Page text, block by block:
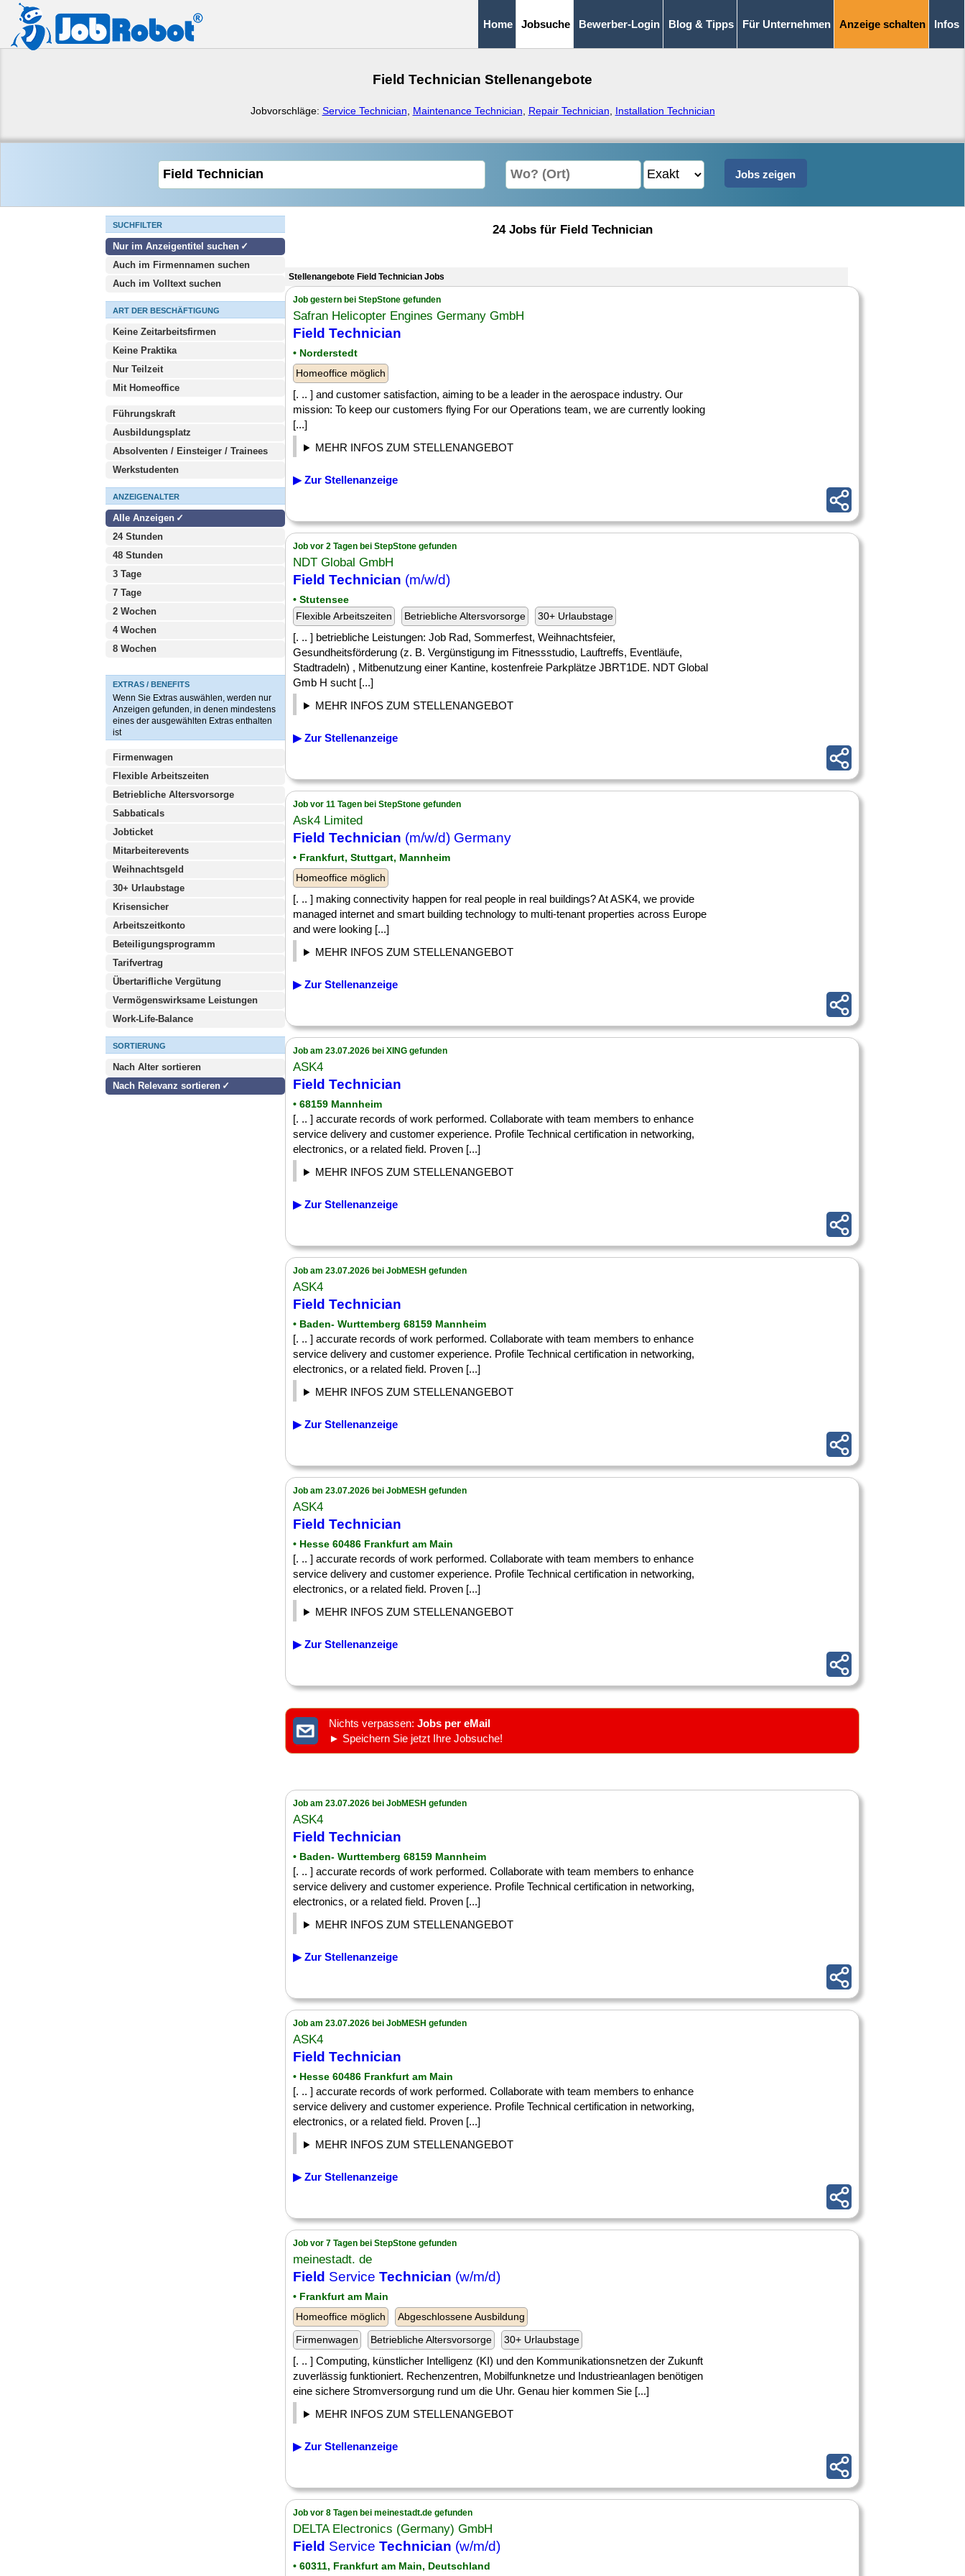
Home Jobsuche Bewerber-Login Blog & Tipps Für Unternehmen Anzeige schalten Infos
Field Technician Stellenangebote
Jobvorschläge: Service Technician Maintenance Technician Repair Technician Installation Technician
SUCHFILTER
Nur im Anzeigentitel suchen
Auch im Firmennamen suchen
Auch im Volltext suchen
ART DER BESCHÄFTIGUNG
Keine Zeitarbeitsfirmen
Keine Praktika
Nur Teilzeit
Mit Homeoffice
Führungskraft
Ausbildungsplatz
Absolventen / Einsteiger / Trainees
Werkstudenten
ANZEIGENALTER
Alle Anzeigen
24 Stunden
48 Stunden
3 Tage
7 Tage
2 Wochen
4 Wochen
8 Wochen
EXTRAS / BENEFITS
Wenn Sie Extras auswählen, werden nur
Anzeigen gefunden, in denen mindestens
eines der ausgewählten Extras enthalten
ist
Firmenwagen
Flexible Arbeitszeiten
Betriebliche Altersvorsorge
Sabbaticals
Jobticket
Mitarbeiterevents
Weihnachtsgeld
30+ Urlaubstage
Krisensicher
Arbeitszeitkonto
Beteiligungsprogramm
Tarifvertrag
Übertarifliche Vergütung
Vermögenswirksame Leistungen
Work-Life-Balance
SORTIERUNG
Nach Alter sortieren
Nach Relevanz sortieren
24 Jobs für Field Technician
Stellenangebote Field Technician Jobs
Job gestern bei StepStone gefunden
Safran Helicopter Engines Germany GmbH
Field Technician
• Norderstedt
Homeoffice möglich
[. .. ] and customer satisfaction, aiming to be a leader in the aerospace industry. Our
mission: To keep our customers flying For our Operations team, we are currently looking
[...]
MEHR INFOS ZUM STELLENANGEBOT
▶ Zur Stellenanzeige
Job vor 2 Tagen bei StepStone gefunden
NDT Global GmbH
Field Technician (m/w/d)
• Stutensee
Flexible Arbeitszeiten
Betriebliche Altersvorsorge 30+ Urlaubstage
[. .. ] betriebliche Leistungen: Job Rad, Sommerfest, Weihnachtsfeier,
Gesundheitsförderung (z. B. Vergünstigung im Fitnessstudio, Lauftreffs, Eventläufe,
Stadtradeln) , Mitbenutzung einer Kantine, kostenfreie Parkplätze JBRT1DE. NDT Global
Gmb H sucht [...]
MEHR INFOS ZUM STELLENANGEBOT
▶ Zur Stellenanzeige
Job vor 11 Tagen bei StepStone gefunden
Ask4 Limited
Field Technician (m/w/d) Germany
• Frankfurt, Stuttgart, Mannheim
Homeoffice möglich
[. .. ] making connectivity happen for real people in real buildings? At ASK4, we provide
managed internet and smart building technology to multi-tenant properties across Europe
and were looking [...]
MEHR INFOS ZUM STELLENANGEBOT
▶ Zur Stellenanzeige
Job am 23.07.2026 bei XING gefunden
ASK4
Field Technician
• 68159 Mannheim
[. .. ] accurate records of work performed. Collaborate with team members to enhance
service delivery and customer experience. Profile Technical certification in networking,
electronics, or a related field. Proven [...]
MEHR INFOS ZUM STELLENANGEBOT
▶ Zur Stellenanzeige
Job am 23.07.2026 bei JobMESH gefunden
ASK4
Field Technician
• Baden- Wurttemberg 68159 Mannheim
[. .. ] accurate records of work performed. Collaborate with team members to enhance
service delivery and customer experience. Profile Technical certification in networking,
electronics, or a related field. Proven [...]
MEHR INFOS ZUM STELLENANGEBOT
▶ Zur Stellenanzeige
Job am 23.07.2026 bei JobMESH gefunden
ASK4
Field Technician
• Hesse 60486 Frankfurt am Main
[. .. ] accurate records of work performed. Collaborate with team members to enhance
service delivery and customer experience. Profile Technical certification in networking,
electronics, or a related field. Proven [...]
MEHR INFOS ZUM STELLENANGEBOT
▶ Zur Stellenanzeige
Nichts verpassen: Jobs per eMail
► Speichern Sie jetzt Ihre Jobsuche!
Job am 23.07.2026 bei JobMESH gefunden
ASK4
Field Technician
• Baden- Wurttemberg 68159 Mannheim
[. .. ] accurate records of work performed. Collaborate with team members to enhance
service delivery and customer experience. Profile Technical certification in networking,
electronics, or a related field. Proven [...]
MEHR INFOS ZUM STELLENANGEBOT
▶ Zur Stellenanzeige
Job am 23.07.2026 bei JobMESH gefunden
ASK4
Field Technician
• Hesse 60486 Frankfurt am Main
[. .. ] accurate records of work performed. Collaborate with team members to enhance
service delivery and customer experience. Profile Technical certification in networking,
electronics, or a related field. Proven [...]
MEHR INFOS ZUM STELLENANGEBOT
▶ Zur Stellenanzeige
Job vor 7 Tagen bei StepStone gefunden
meinestadt. de
Field Service Technician (w/m/d)
• Frankfurt am Main
Homeoffice möglich
Abgeschlossene Ausbildung
Firmenwagen
Betriebliche Altersvorsorge 30+ Urlaubstage
[. .. ] Computing, künstlicher Intelligenz (KI) und den Kommunikationsnetzen der Zukunft
zuverlässig funktioniert. Rechenzentren, Mobilfunknetze und Industrieanlagen benötigen
eine sichere Stromversorgung rund um die Uhr. Genau hier kommen Sie [...]
MEHR INFOS ZUM STELLENANGEBOT
▶ Zur Stellenanzeige
Job vor 8 Tagen bei meinestadt.de gefunden
DELTA Electronics (Germany) GmbH
Field Service Technician (w/m/d)
• 60311, Frankfurt am Main, Deutschland